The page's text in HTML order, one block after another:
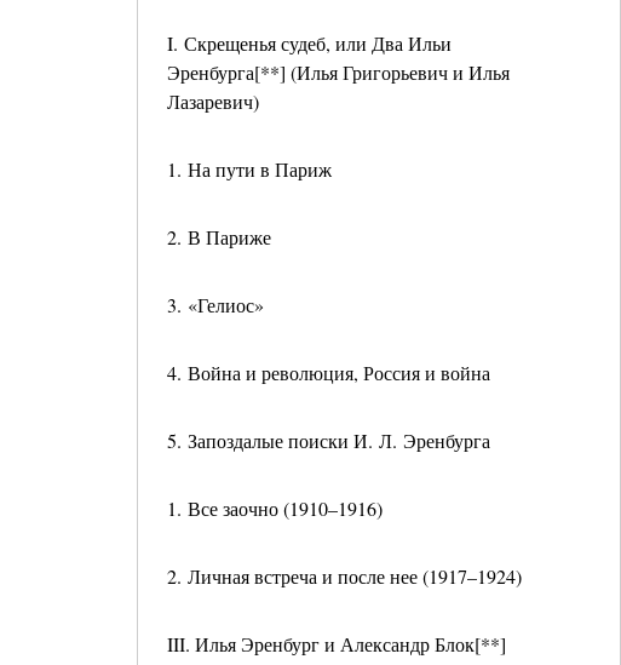
I. Скрещенья судеб, или Два Ильи
Эренбурга[**] (Илья Григорьевич и Илья
Лазаревич)
1. На пути в Париж
2. В Париже
3. «Гелиос»
4. Война и революция, Россия и война
5. Запоздалые поиски И. Л. Эренбурга
1. Все заочно (1910–1916)
2. Личная встреча и после нее (1917–1924)
III. Илья Эренбург и Александр Блок[**]